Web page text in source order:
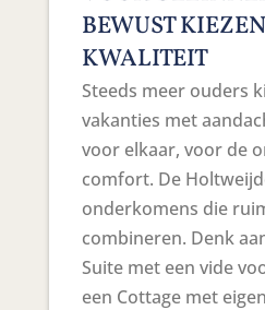
BEWUST
KWALITEIT
Steeds meer ouders
vakanties met
voor elkaar, voor de
comfort. De
onderkomens die
combineren. Denk
Suite met een vide
een Cottage met